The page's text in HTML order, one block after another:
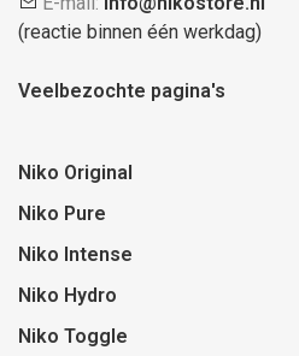
(reactie binnen één werkdag)
Veelbezochte pagina's
Niko Original
Niko Pure
Niko Intense
Niko Hydro
Niko Toggle